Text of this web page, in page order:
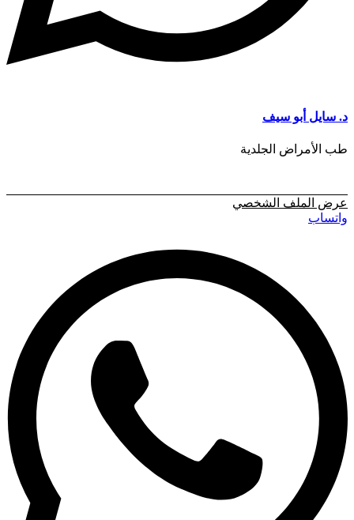
د. سايل أبو سيف
طب الأمراض الجلدية
عرض الملف الشخصي
واتساب